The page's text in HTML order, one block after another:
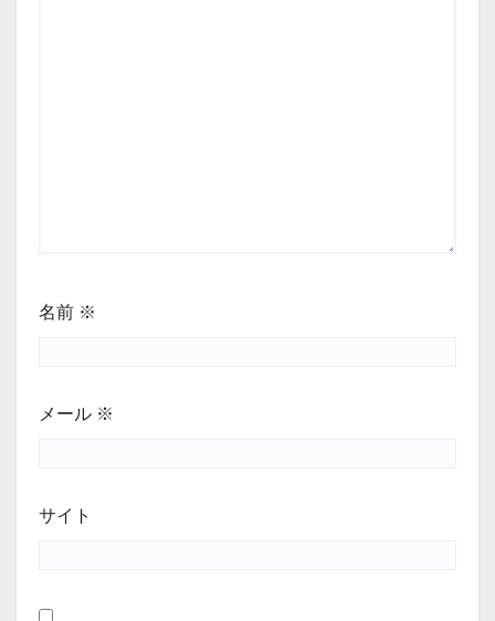
名前 ※
メール ※
サイト